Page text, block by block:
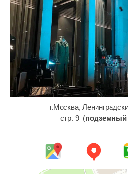
г.Москва,
стр. 9, (подземный